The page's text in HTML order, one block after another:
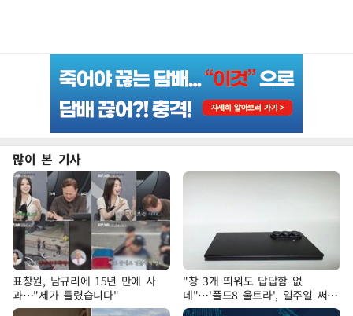
많이 본 기사
표창원, 남규리에 15년 만에 사
과…"제가 틀렸습니다"
"창 3개 띄워도 답답함 없
네"…'폴드8 울트라', 일주일 써보
니